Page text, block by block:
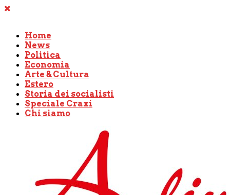
Home
News
Politica
Economia
Arte & Cultura
Estero
Storia dei socialisti
Speciale Craxi
Chi siamo